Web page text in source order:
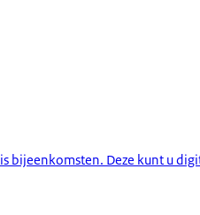
bijeenkomsten. Deze kunt u